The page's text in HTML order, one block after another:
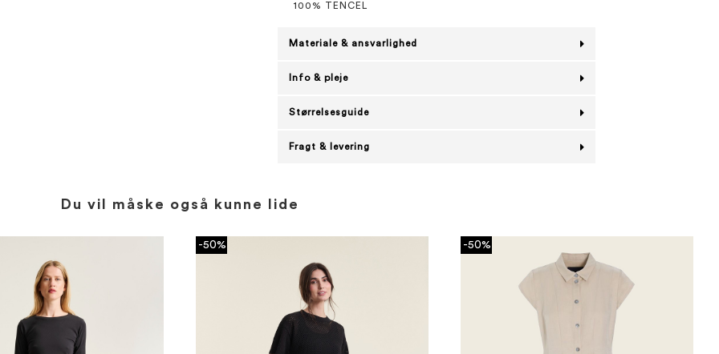
100% TENCEL
Materiale & ansvarlighed
Info & pleje
Størrelsesguide
Fragt & levering
Du vil måske også kunne lide
-50% -50%